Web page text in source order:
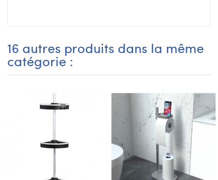
16 autres produits dans la même
catégorie :